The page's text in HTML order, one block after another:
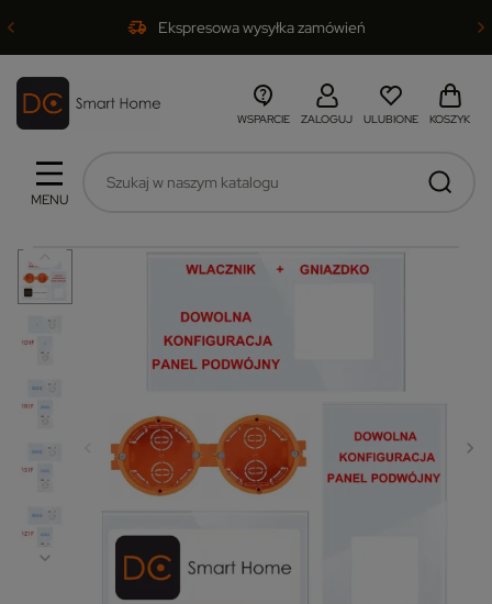
Ekspresowa wysyłka zamówień
MENU
WSPARCIE ZALOGUJ ULUBIONE KOSZYK